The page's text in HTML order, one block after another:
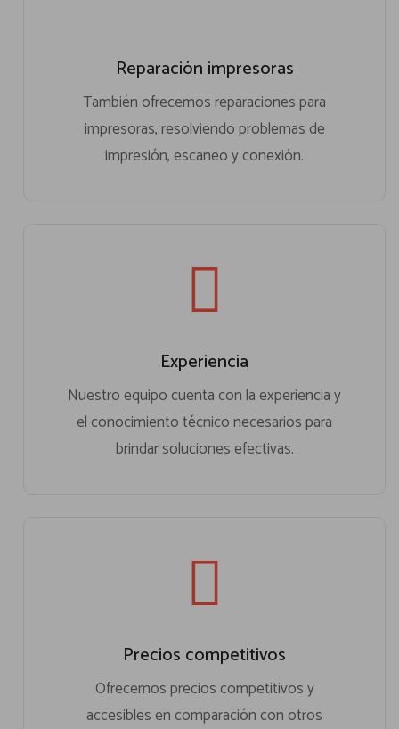
Reparación impresoras
También ofrecemos reparaciones para
impresoras, resolviendo problemas de
impresión, escaneo y conexión.
Experiencia
Nuestro equipo cuenta con la experiencia y
el conocimiento técnico necesarios para
brindar soluciones efectivas.
Precios competitivos
Ofrecemos precios competitivos y
accesibles en comparación con otros